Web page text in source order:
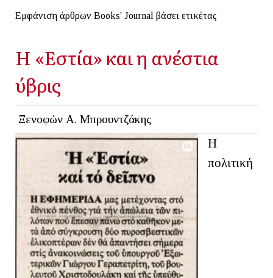
Εμφάνιση άρθρων Books' Journal βάσει ετικέτας
Η «Εστία» και η ανέστια
ύβρις
Ξενοφών Α. Μπρουντζάκης
Η
πολιτική